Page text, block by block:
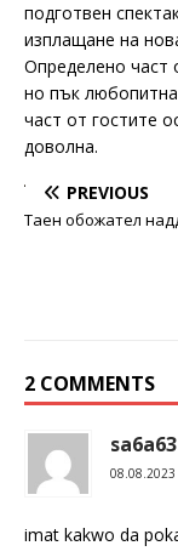
подготвен
изплащане на
Определено част
но пък
част от гостите
доволна.
PREVIOUS
Таен обожател
2 COMMENTS
sa6a63
08.08.2023
imat kakwo da